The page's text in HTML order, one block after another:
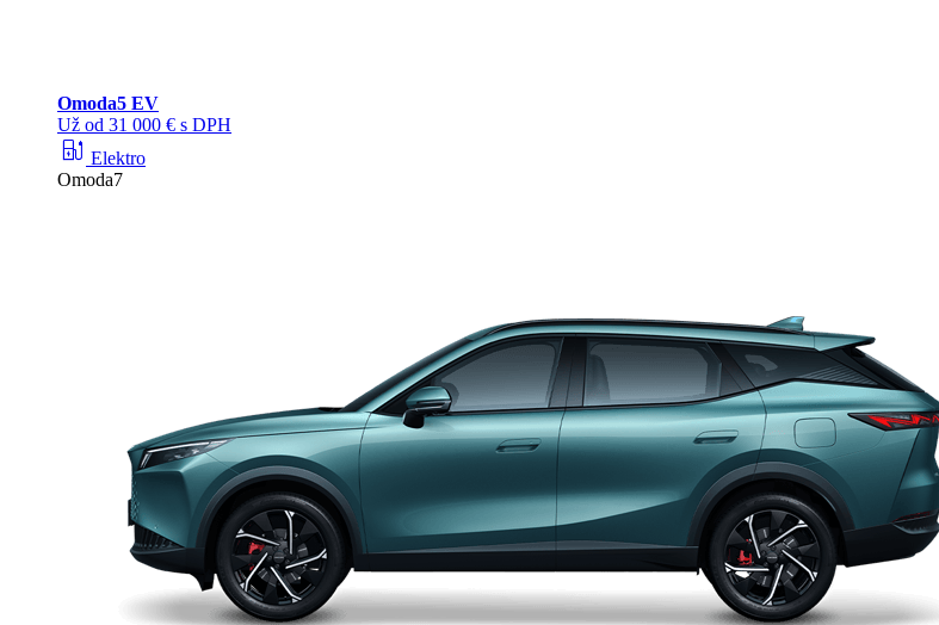
Omoda5 EV
Už od 31 000 € s DPH
ev_station Elektro
Omoda7